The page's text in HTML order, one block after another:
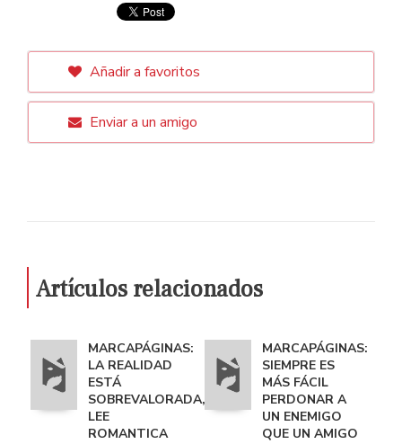
Añadir a favoritos
Enviar a un amigo
Artículos relacionados
MARCAPÁGINAS:
LA REALIDAD
ESTÁ
SOBREVALORADA,
LEE
ROMANTICA
MARCAPÁGINAS:
SIEMPRE ES
MÁS FÁCIL
PERDONAR A
UN ENEMIGO
QUE UN AMIGO